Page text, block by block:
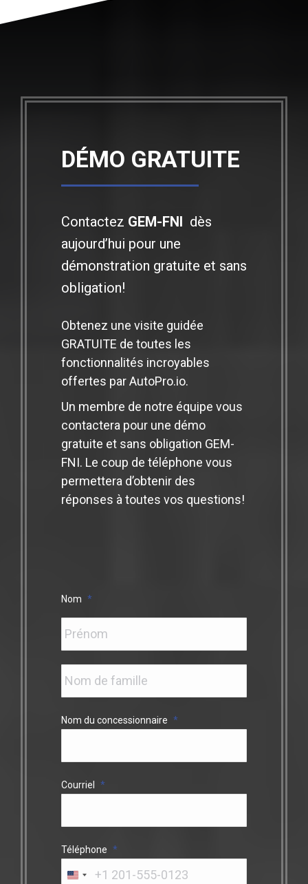
DÉMO GRATUITE
Contactez GEM-FNI dès
aujourd’hui pour une
démonstration gratuite et sans
obligation!
Obtenez une visite guidée
GRATUITE de toutes les
fonctionnalités incroyables
offertes par AutoPro.io.
Un membre de notre équipe vous
contactera pour une démo
gratuite et sans obligation GEM-
FNI. Le coup de téléphone vous
permettera d’obtenir des
réponses à toutes vos questions!
Nom *
Nom du concessionnaire *
Courriel *
Téléphone *
United